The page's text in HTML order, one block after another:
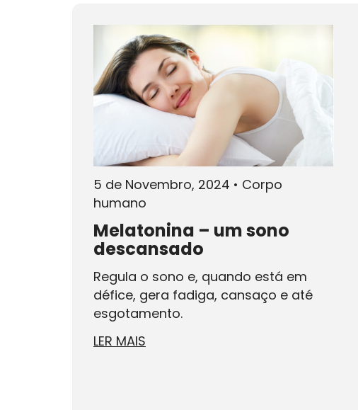
5 de Novembro, 2024 • Corpo
humano
Melatonina – um sono
descansado
Regula o sono e, quando está em
défice, gera fadiga, cansaço e até
esgotamento.
LER MAIS